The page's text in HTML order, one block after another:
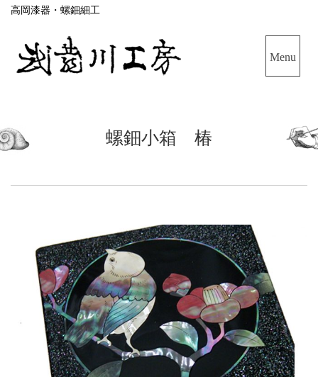
高岡漆器・螺鈿細工
螺鈿小箱 椿